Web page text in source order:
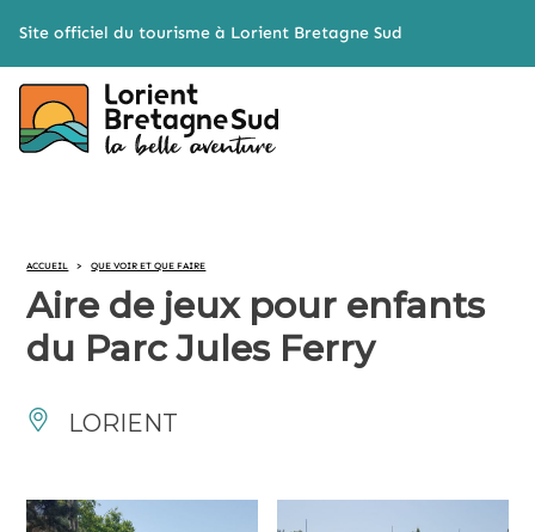
Site officiel du tourisme à Lorient Bretagne Sud
ACCUEIL > QUE VOIR ET QUE FAIRE
Aire de jeux pour enfants
du Parc Jules Ferry
LORIENT